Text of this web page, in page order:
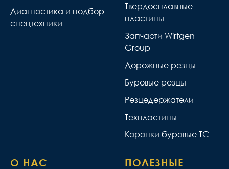
Диагностика и подбор
спецтехники
Твердосплавные
пластины
Запчасти Wirtgen
Group
Дорожные резцы
Буровые резцы
Резцедержатели
Техпластины
Коронки буровые ТС
О НАС
ПОЛЕЗНЫЕ